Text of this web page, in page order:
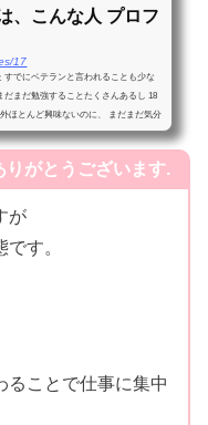
、こんな人 プロフ
17
すでにベテランと言われることも少な
まだ勉強することたくさんあるし 18
ほとんど興味ないのに、 まだまだ気分
がとうございます.
が
す。
ることで仕事に集中